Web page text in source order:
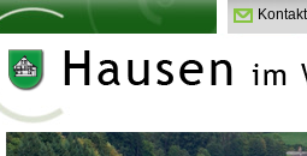
Kontakt